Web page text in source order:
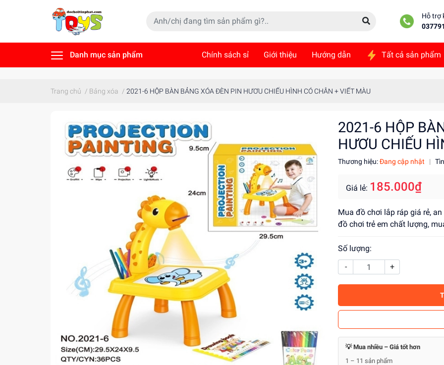
Hỗ trợ
Danh mục sản phẩm Chính sách sỉ Giới thiệu Hướng dẫn Tất cả sản phẩm
Trang chủ / Bảng xóa / 2021-6 HỘP BÀN BẢNG XÓA ĐÈN PIN HƯƠU CHIẾU HÌNH CÓ CHÂN + VIẾT MÀU
2021-6 HỘP
HƯƠU CHIẾU
Thương hiệu:Đang cập nhật |
Giá lẻ: 185.000₫
Mua đồ chơi lắp ráp giá rẻ,
đồ chơi trẻ em chất lượng,
Số lượng:
-
+
💡 Mua nhiều – Giá tốt hơn
1 – 11 sản phẩm